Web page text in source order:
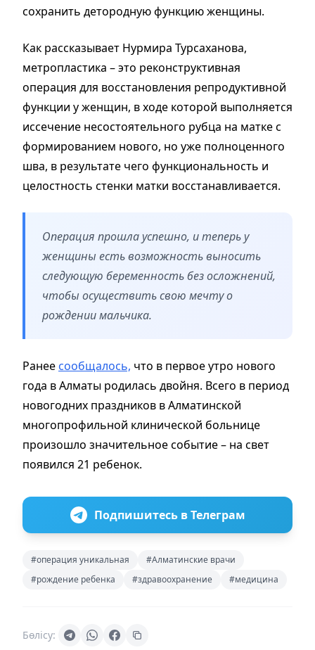
сохранить детородную функцию женщины.
Как рассказывает Нурмира Турсаханова,
метропластика – это реконструктивная
операция для восстановления репродуктивной
функции у женщин, в ходе которой выполняется
иссечение несостоятельного рубца на матке с
формированием нового, но уже полноценного
шва, в результате чего функциональность и
целостность стенки матки восстанавливается.
Операция прошла успешно, и теперь у
женщины есть возможность выносить
следующую беременность без осложнений,
чтобы осуществить свою мечту о
рождении мальчика.
Ранее сообщалось, что в первое утро нового
года в Алматы родилась двойня. Всего в период
новогодних праздников в Алматинской
многопрофильной клинической больнице
произошло значительное событие – на свет
появился 21 ребенок.
Подпишитесь в Телеграм
#операция уникальная
#Алматинские врачи
#рождение ребенка
#здравоохранение #медицина
Бөлісу: